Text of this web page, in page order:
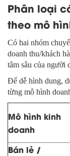
Phân loại
theo mô
Có hai nhóm
doanh thu/khách
tâm sâu của người
Để dễ hình dung,
từng mô hình
Mô hình kinh
doanh
Bán lẻ /